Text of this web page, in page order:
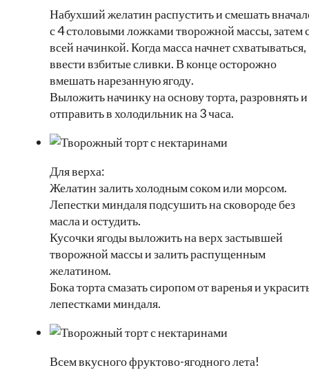
Набухший желатин распустить и смешать
с 4 столовыми ложками творожной массы, затем
всей начинкой. Когда масса начнет схватываться,
ввести взбитые сливки. В конце осторожно
вмешать нарезанную ягоду.
Выложить начинку на основу торта, разровнять и
отправить в холодильник на 3 часа.
Для верха:
Желатин залить холодным соком или морсом.
Лепестки миндаля подсушить на сковороде без
масла и остудить.
Кусочки ягоды выложить на верх застывшей
творожной массы и залить распущенным
желатином.
Бока торта смазать сиропом от варенья и
лепестками миндаля.
Всем вкусного фруктово-ягодного лета!